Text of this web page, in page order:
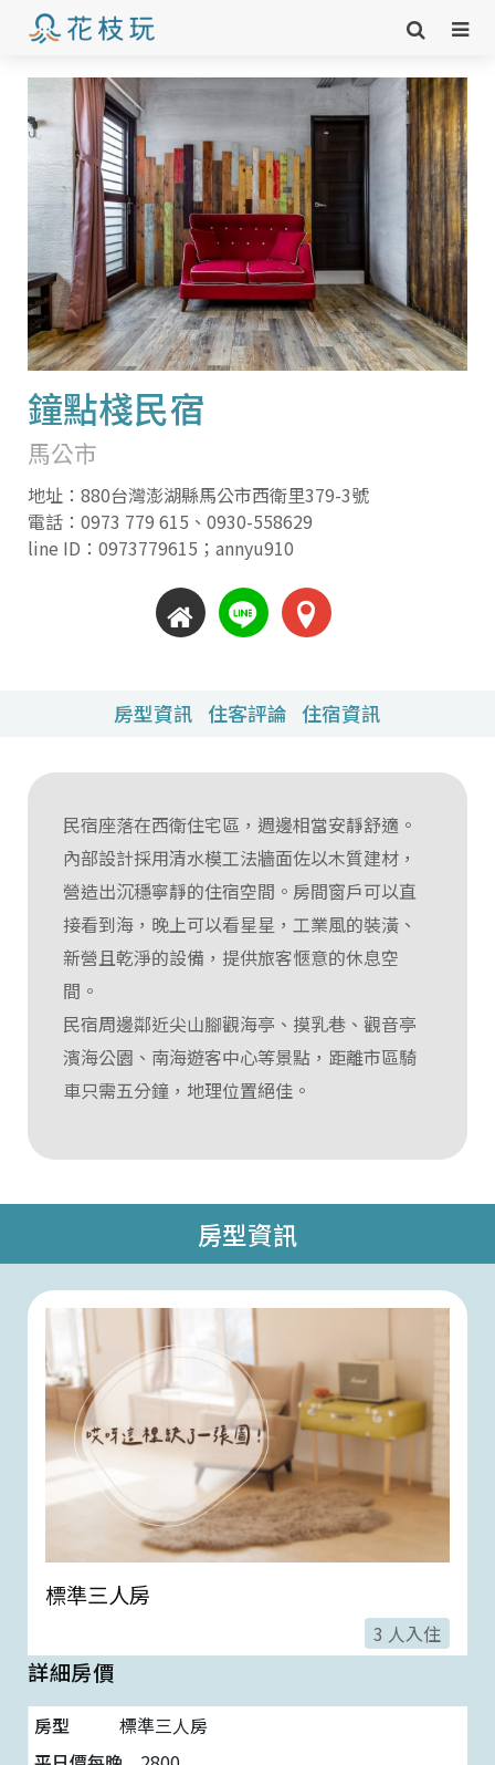
鐘點棧民宿
馬公市
地址：880台灣澎湖縣馬公市西衛里379-3號
電話： 0973 779 615 、 0930-558629
line ID：0973779615；annyu910
房型資訊 住客評論 住宿資訊
民宿座落在西衛住宅區，週邊相當安靜舒適。
內部設計採用清水模工法牆面佐以木質建材，
營造出沉穩寧靜的住宿空間。房間窗戶可以直
接看到海，晚上可以看星星，工業風的裝潢、
新營且乾淨的設備，提供旅客愜意的休息空
間。
民宿周邊鄰近尖山腳觀海亭、摸乳巷、觀音亭
濱海公園、南海遊客中心等景點，距離市區騎
車只需五分鐘，地理位置絕佳。
房型資訊
標準三人房
3 人入住
$ 2,800 起
詳細房價
標準三人房